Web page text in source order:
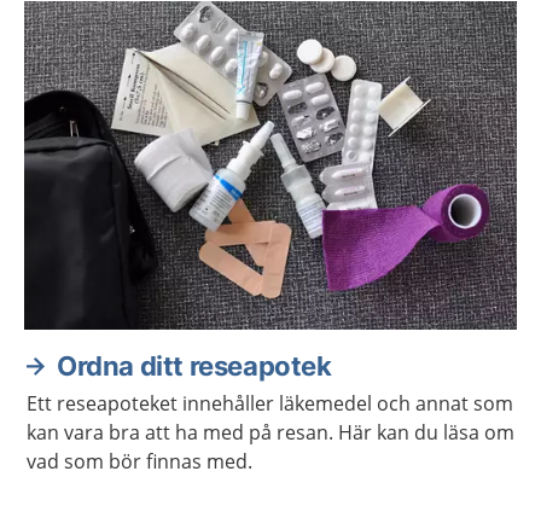
Ordna ditt reseapotek
Ett reseapoteket innehåller läkemedel och annat som
kan vara bra att ha med på resan. Här kan du läsa om
vad som bör finnas med.